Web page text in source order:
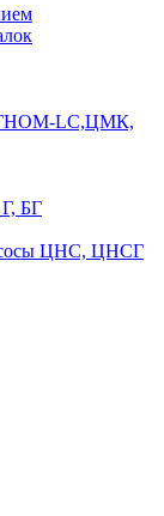
ГНОМ-LC,ЦМК,
БГ
ЦНС, ЦНСГ